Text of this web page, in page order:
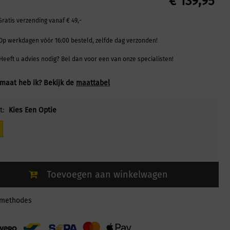
verzending vanaf € 49,-
werkdagen vóór 16:00 besteld, zelfde dag verzonden!
u advies nodig? Bel dan voor een van onze specialisten!
heb ik? Bekijk de maattabel
Kies Een Optie
Toevoegen aan winkelwagen